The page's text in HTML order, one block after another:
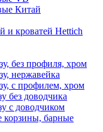
Китай
и кроватей Hettich
без профиля, хром
нержавейка
с профилем, хром
без доводчика
с доводчиком
корзины, барные